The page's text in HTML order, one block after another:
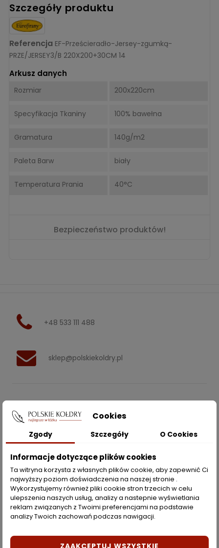
Szczegóły produktu
Referencja EF-Prześcieradło-Jersey-zgumką-
PRZE/JERSEY3/B 220X200+30CM 14
Arkusz danych
Rozmiar 200x220cm
Specyfikacja Tkaniny 100% bawełna
Gramatura 140g/m2
Paleta Barw biały
Temperatura Prania 40°C
Bezpieczeństwo produktów!
+48 533 111 488
sklep@polskiekoldry.pl
INFORMACJE 
ZAKUPY
Moje konto
Opcje dostawy
Metody płatności
Zwroty i reklamacje
Cookies
Zgody Szczegóły O Cookies
Informacje dotyczące plików cookies
Ta witryna korzysta z własnych plików cookie, aby zapewnić Ci
najwyższy poziom doświadczenia na naszej stronie .
Wykorzystujemy również pliki cookie stron trzecich w celu
ulepszenia naszych usług, analizy a nastepnie wyświetlania
reklam związanych z Twoimi preferencjami na podstawie
analizy Twoich zachowań podczas nawigacji.
ZAAKCEPTUJ WSZYSTKIE